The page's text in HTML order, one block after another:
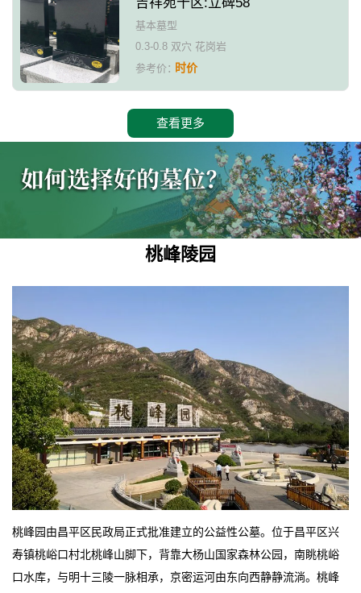
基本墓型
0.3-0.8 双穴 花岗岩
参考价：时价
查看更多
桃峰陵园
桃峰园由昌平区民政局正式批准建立的公益性公墓。位于昌平区兴
寿镇桃峪口村北桃峰山脚下，背靠大杨山国家森林公园，南眺桃峪
口水库，与明十三陵一脉相承，京密运河由东向西静静流淌。桃峰